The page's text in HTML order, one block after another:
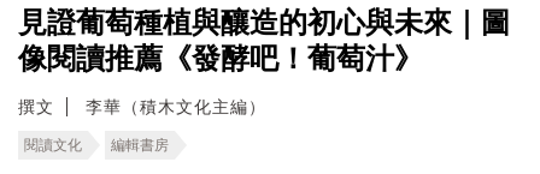
見證葡萄種植與釀造的初心與未來｜圖
像閱讀推薦《發酵吧！葡萄汁》
撰文 李華（積木文化主編）
閱讀文化 編輯書房